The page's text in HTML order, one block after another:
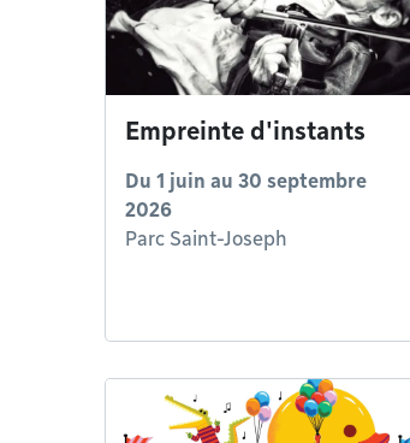
Empreinte d'instants
Du 1 juin au 30 septembre
2026
Parc Saint-Joseph